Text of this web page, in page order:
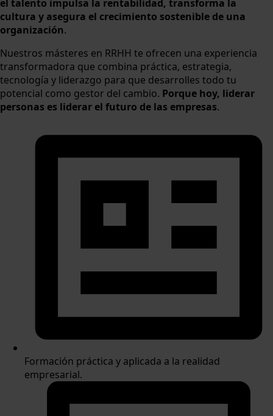
el talento impulsa la rentabilidad, transforma la
cultura y asegura el crecimiento sostenible de una
organización.
Nuestros másteres en RRHH te ofrecen una experiencia
transformadora que combina práctica, estrategia,
tecnología y liderazgo para que desarrolles todo tu
potencial como gestor del cambio. Porque hoy, liderar
personas es liderar el futuro de las empresas.
Formación práctica y aplicada a la realidad
empresarial.